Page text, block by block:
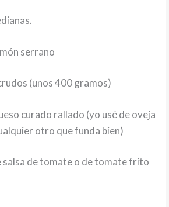
serrano
(unos 400 gramos)
curado rallado (yo usé de oveja
otro que funda bien)
salsa de tomate o de tomate frito